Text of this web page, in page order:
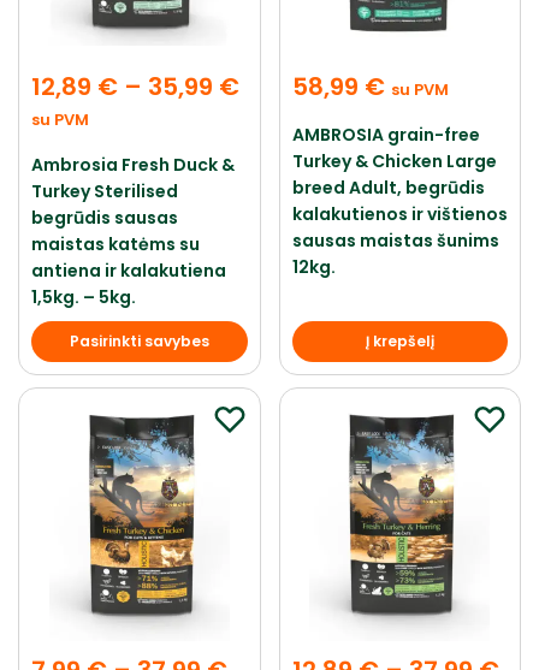
12,89 € – 35,99 €
su PVM
Ambrosia Fresh Duck &
Turkey Sterilised
begrūdis sausas
maistas katėms su
antiena ir kalakutiena
1,5kg. – 5kg.
Pasirinkti savybes
58,99 € su PVM
AMBROSIA grain-free
Turkey & Chicken Large
breed Adult, begrūdis
kalakutienos ir vištienos
sausas maistas šunims
12kg.
Į krepšelį